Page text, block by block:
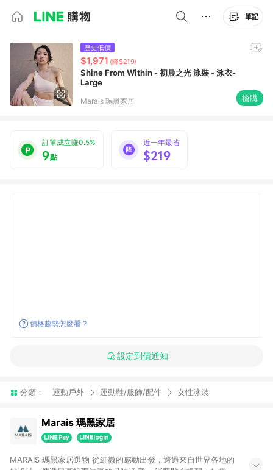
筆記
歷史低價
$1,971 (降$219)
Shine From Within - 初晨之光 泳裝 - 泳衣-
Large
Marais 瑪黑家居 搶購
訂單成立賺0.5%
9點
近一年最省
$219
價格趨勢怎麼看？
設定到價通知
分類： 運動戶外 運動鞋/服飾/配件 女性泳裝
Marais 瑪黑家居
MARAIS 瑪黑家居選物 從細微的感動出發，透過來自世界各地的